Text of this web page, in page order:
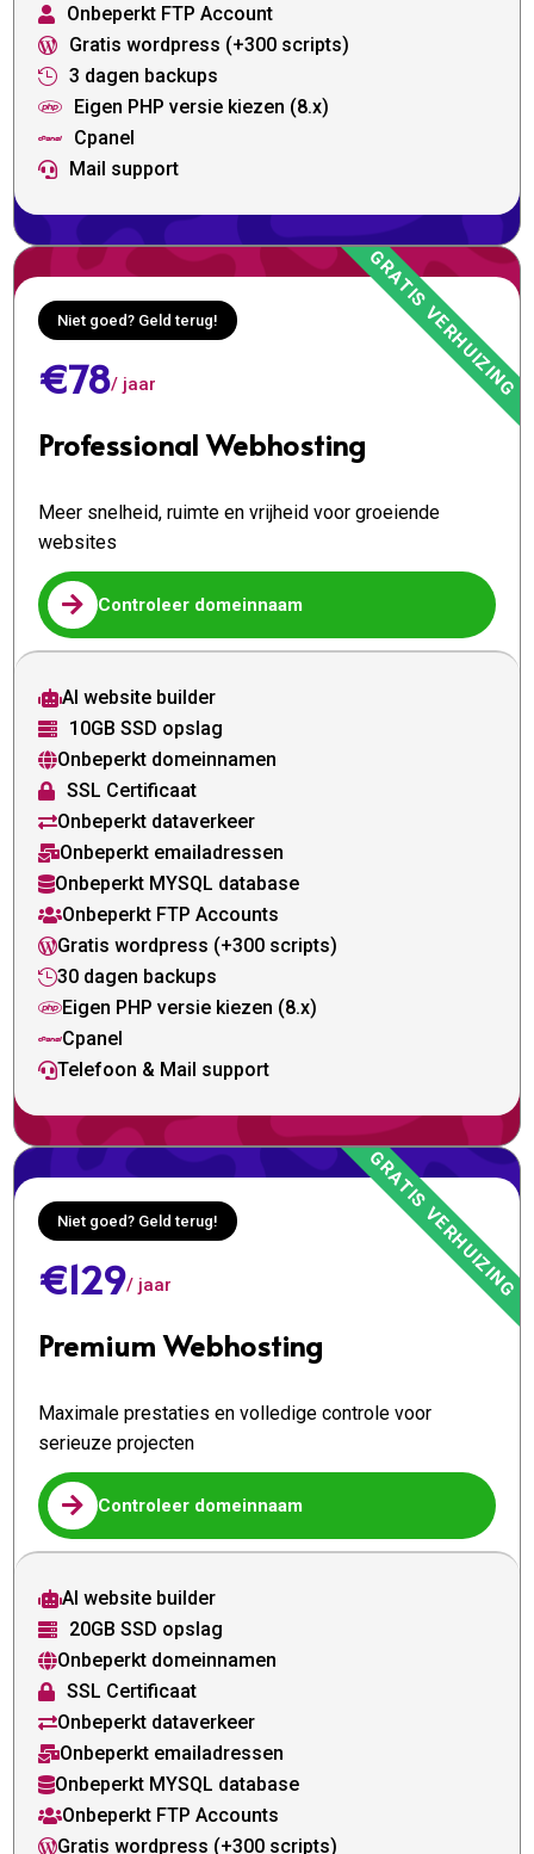
 Onbeperkt FTP Account
 Gratis wordpress (+300 scripts)
 3 dagen backups
 Eigen PHP versie kiezen (8.x)
 Cpanel
 Mail support
Niet goed? Geld terug!
€78/ jaar
Professional Webhosting
Meer snelheid, ruimte en vrijheid voor groeiende
websites
 Controleer domeinnaam
AI website builder
 10GB SSD opslag
Onbeperkt domeinnamen
 SSL Certificaat
Onbeperkt dataverkeer
Onbeperkt emailadressen
Onbeperkt MYSQL database
Onbeperkt FTP Accounts
Gratis wordpress (+300 scripts)
30 dagen backups
Eigen PHP versie kiezen (8.x)
Cpanel
Telefoon & Mail support
Niet goed? Geld terug!
€129/ jaar
Premium Webhosting
Maximale prestaties en volledige controle voor
serieuze projecten
 Controleer domeinnaam
AI website builder
 20GB SSD opslag
Onbeperkt domeinnamen
 SSL Certificaat
Onbeperkt dataverkeer
Onbeperkt emailadressen
Onbeperkt MYSQL database
Onbeperkt FTP Accounts
Gratis wordpress (+300 scripts)